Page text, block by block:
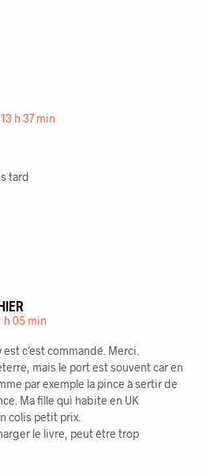
h 37 min
tard
h 05 min
c’est commandé. Merci.
mais le port est souvent car en
par exemple la pince à sertir de
Ma fille qui habite en UK
colis petit prix.
le livre, peut être trop